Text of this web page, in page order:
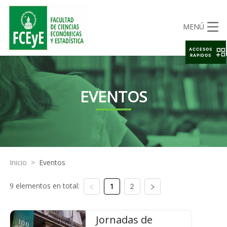
MENÚ
EVENTOS
Inicio > Eventos
9 elementos en total: 1 2
Jornadas de
ACCESOS
RAPIDOS